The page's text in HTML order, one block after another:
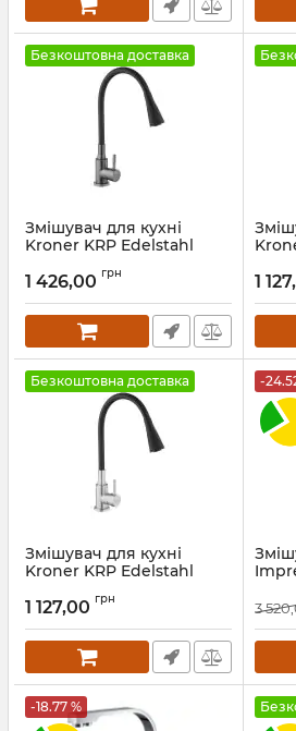
Безкоштовна доставка
Змішувач для кухні
Kroner KRP Edelstahl
Артикул:CV035373
1 426,00 грн 1
Безкоштовна доставка
Змішувач для кухні
Kroner KRP Edelstahl
Артикул:CV035371
1 127,00 грн
-
3
-18.77 %